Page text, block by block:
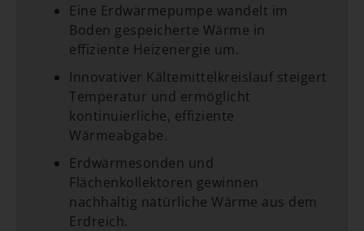
Eine Erdwärmepumpe wandelt im
Boden gespeicherte Wärme in
effiziente Heizenergie um.
Innovativer Kältemittelkreislauf steigert
Temperatur und ermöglicht
kontinuierliche, effiziente
Wärmeabgabe.
Erdwärmesonden und
Flächenkollektoren gewinnen
nachhaltig natürliche Wärme aus dem
Erdreich.